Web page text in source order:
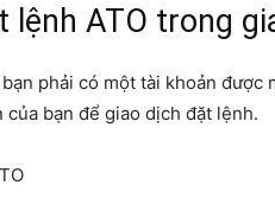
lệnh ATO trong
phải có một tài khoản được
của bạn để giao dịch đặt lệnh.